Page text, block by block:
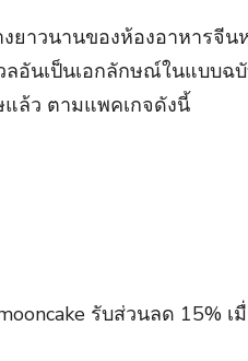
าวนานของห้องอาหารจี
นเป็นเอกลักษณ์ในแบบฉ
ล้ว ตามแพคเกจดังนี้
รับส่วนลด 15%